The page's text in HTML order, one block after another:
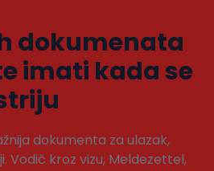
dokumenata
imati kada se
dokumenta za ulazak,
Vodič kroz vizu, Meldezettel,